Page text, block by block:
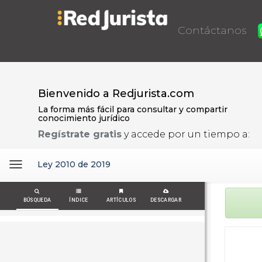
Contáctanos
Bienvenido a Redjurista.com
La forma más fácil para consultar y compartir
conocimiento jurídico
Regístrate gratis y accede por un tiempo a:
ToggleLey 2010 de 2019
BÚSQUEDA ÍNDICE ARTÍCULOS DESCARGAR